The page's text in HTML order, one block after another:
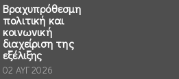
Βραχυπρόθεσμη
πολιτική και
κοινωνική
διαχείριση της
εξέλιξης
02 ΑΥΓ 2026